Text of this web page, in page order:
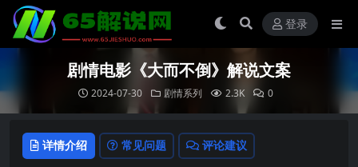
登录
剧情电影《大而不倒》解说文案
2024-07-30 剧情系列 2.3K 0
详情介绍 常见问题 评论建议